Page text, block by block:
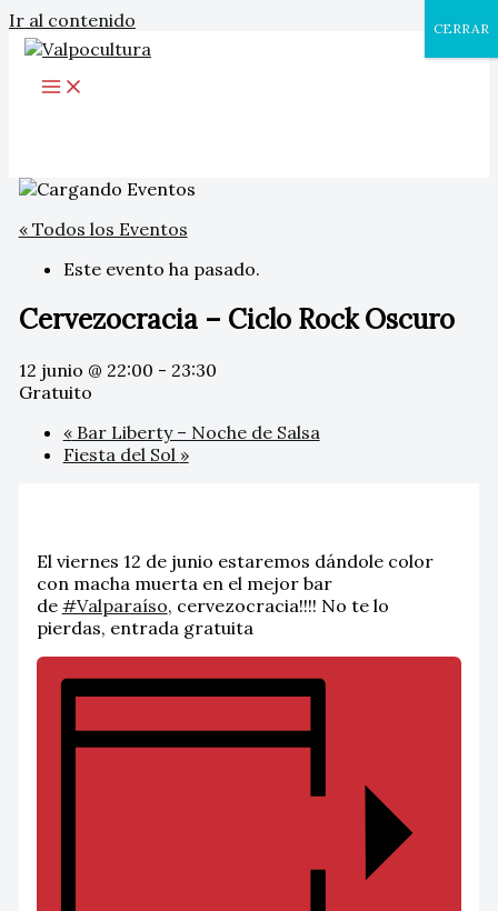
Ir al contenido
« Todos los Eventos
Este evento ha pasado.
Cervezocracia – Ciclo Rock Oscuro
12 junio @ 22:00 - 23:30
Gratuito
«Bar Liberty – Noche de Salsa
Fiesta del Sol »
El viernes 12 de junio estaremos dándole color
con macha muerta en el mejor bar
de #Valparaíso, cervezocracia!!!! No te lo
pierdas, entrada gratuita
CERRAR